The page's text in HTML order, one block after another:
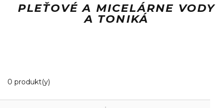
PLEŤOVÉ A MICELÁRNE VODY
A TONIKÁ
0 produkt(y)